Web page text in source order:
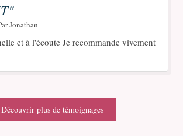
Jonathan
Très professionnelle et à l'écoute Je recommande vivement
Découvrir plus de témoignages